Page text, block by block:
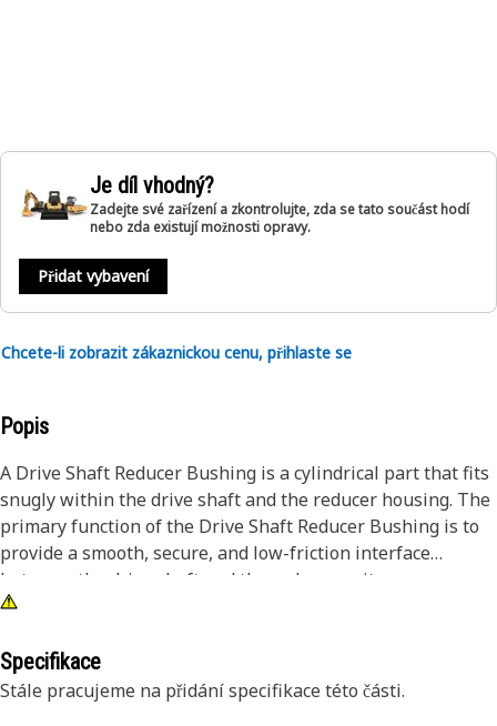
Je díl vhodný?
Zadejte své zařízení a zkontrolujte, zda se tato součást hodí
nebo zda existují možnosti opravy.
Přidat vybavení
Chcete-li zobrazit zákaznickou cenu, přihlaste se
Popis
A Drive Shaft Reducer Bushing is a cylindrical part that fits
snugly within the drive shaft and the reducer housing. The
primary function of the Drive Shaft Reducer Bushing is to
provide a smooth, secure, and low-friction interface
between the drive shaft and the reducer unit.
• Manufactured to precise specifications and are built for
durability, and reliability
Specifikace
Stále pracujeme na přidání specifikace této části.